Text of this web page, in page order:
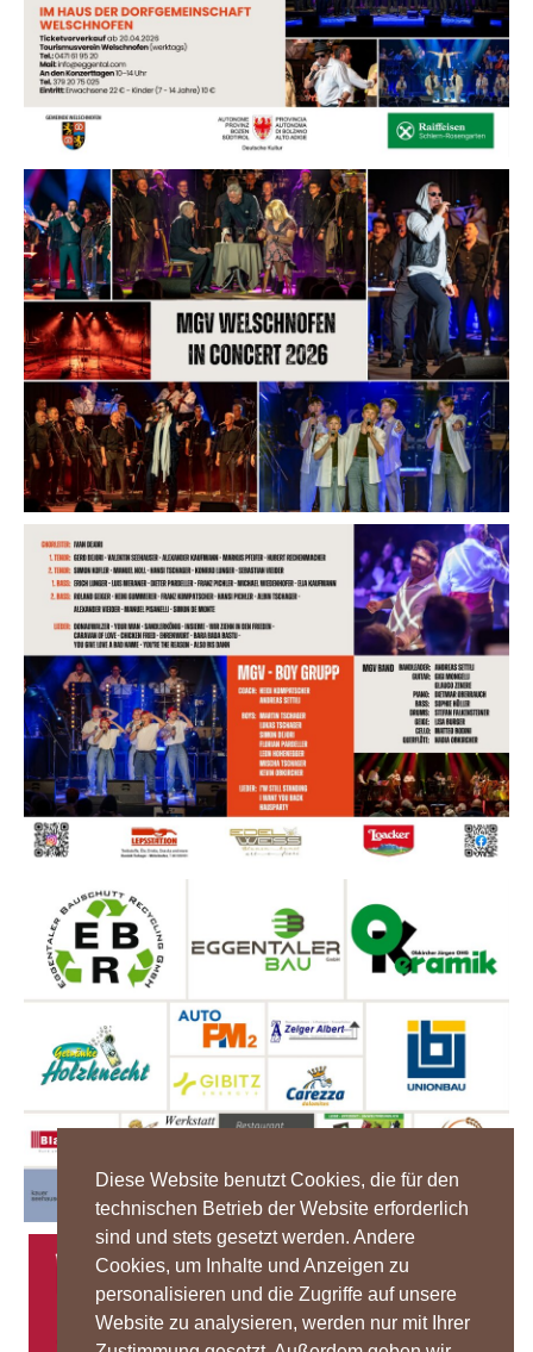
Diese Website benutzt Cookies, die für den
technischen Betrieb der Website erforderlich
sind und stets gesetzt werden. Andere
Cookies, um Inhalte und Anzeigen zu
personalisieren und die Zugriffe auf unsere
Website zu analysieren, werden nur mit Ihrer